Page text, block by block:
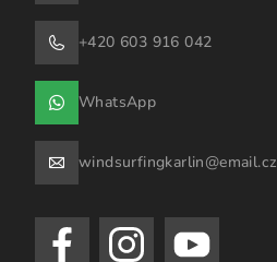
+420 603 916 042
WhatsApp
windsurfingkarlin@email.cz